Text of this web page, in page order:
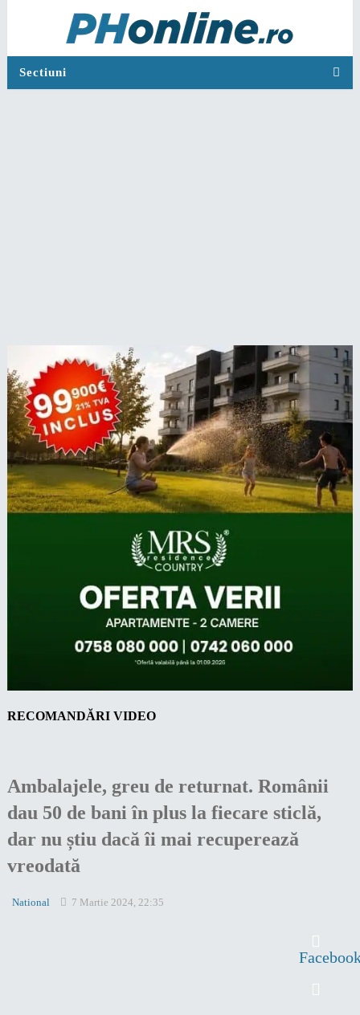
Sectiuni
RECOMANDĂRI VIDEO
Ambalajele, greu de returnat. Românii
dau 50 de bani în plus la fiecare sticlă,
dar nu știu dacă îi mai recuperează
vreodată
National 7 Martie 2024, 22:35